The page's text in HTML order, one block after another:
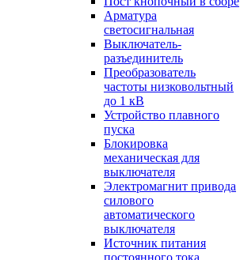
Арматура
светосигнальная
Выключатель-
разъединитель
Преобразователь
частоты низковольтный
до 1 кВ
Устройство плавного
пуска
Блокировка
механическая для
выключателя
Электромагнит привода
силового
автоматического
выключателя
Источник питания
постоянного тока